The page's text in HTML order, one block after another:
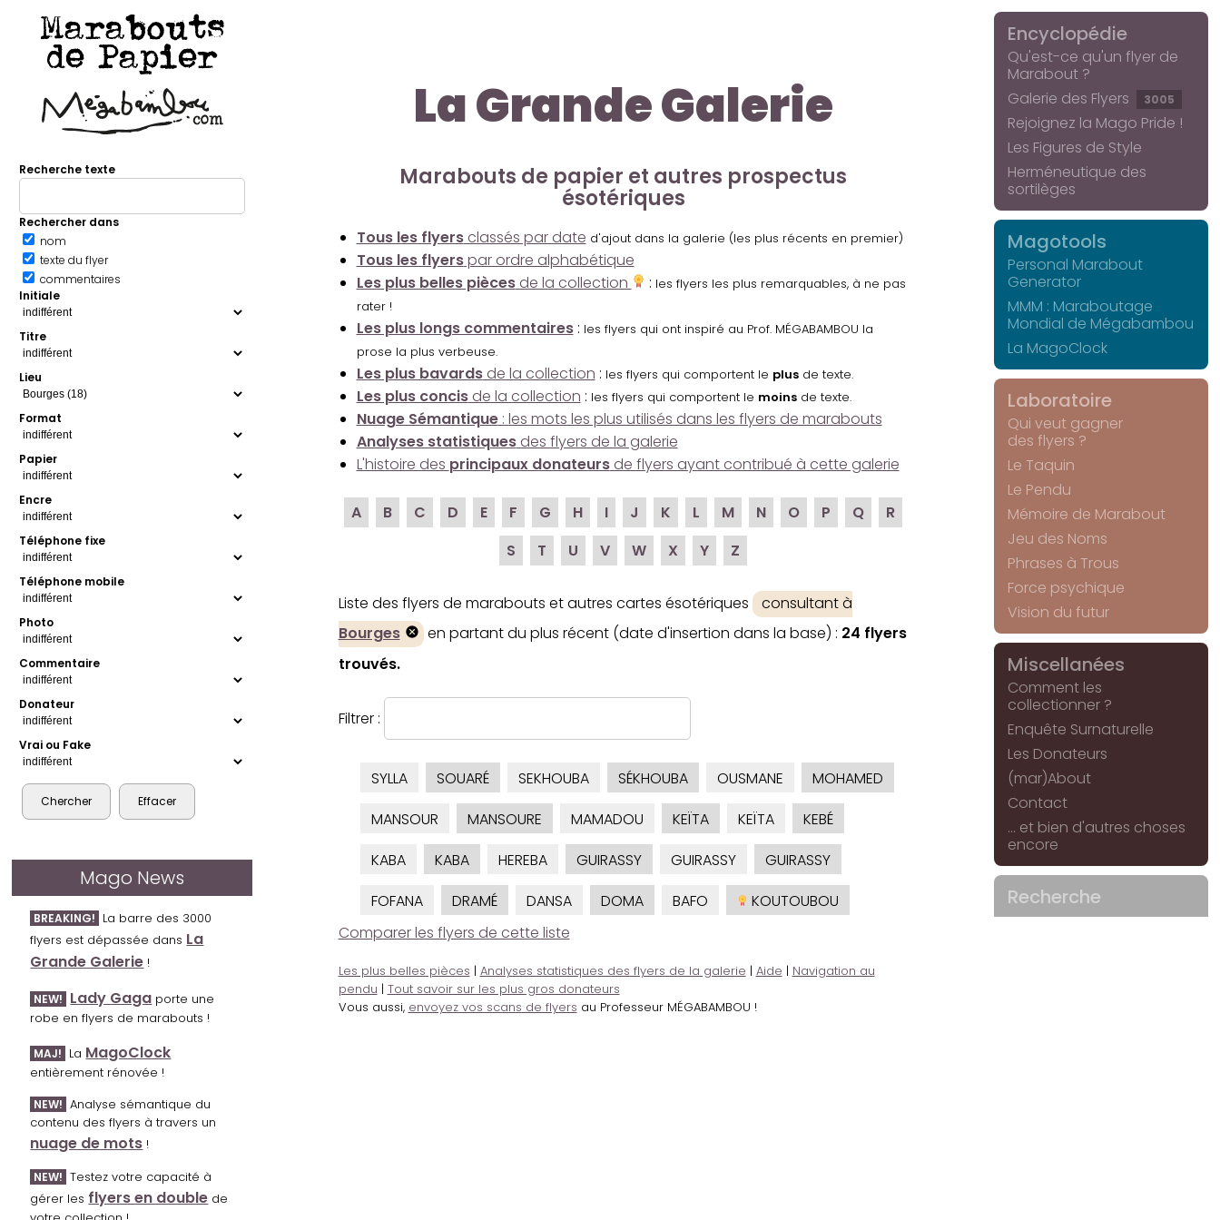
Marabouts
de Papier
Recherche texte
Rechercher dans
nom
texte du flyer
commentaires
Initiale
Titre
Lieu
Format
Papier
Encre
Téléphone fixe
Téléphone mobile
Photo
Commentaire
Donateur
Vrai ou Fake
Mago News
BREAKING! La barre des 3000
flyers est dépassée dans La
Grande Galerie !
NEW! Lady Gaga porte une
robe en flyers de marabouts !
MAJ! La MagoClock
entièrement rénovée !
NEW! Analyse sémantique du
contenu des flyers à travers un
nuage de mots !
NEW! Testez votre capacité à
gérer les flyers en double de
La Grande Galerie
Marabouts de papier et autres prospectus
ésotériques
Tous les flyersclassés par date d'ajout dans la galerie (les plus récents en premier)
Tous les flyerspar ordre alphabétique
Les plus belles piècesde la collection : les flyers les plus remarquables, à ne pas
rater !
Les plus longs commentaires: les flyers qui ont inspiré au Prof. MÉGABAMBOU la
prose la plus verbeuse.
Les plus bavardsde la collection : les flyers qui comportent le plusde texte.
Les plus concisde la collection : les flyers qui comportent le moinsde texte.
Nuage Sémantique: les mots les plus utilisés dans les flyers de marabouts
Analyses statistiquesdes flyers de la galerie
L'histoire des principaux donateursde flyers ayant contribué à cette galerie
A B C D E F G H I J K L M N O P Q
R
S
T U V W X Y Z
Liste des flyers de marabouts et autres cartes ésotériques
consultant à
Bourges
en partant du plus récent (date d'insertion dans la base) : 24 flyers
trouvés.
Filtrer :
SYLLA SOUARÉ SEKHOUBA SÉKHOUBA OUSMANE
MOHAMED
MANSOUR
MANSOURE MAMADOU KEÏTA KEÏTA
KEBÉ
KABA
KABA HEREBA GUIRASSY GUIRASSY
GUIRASSY
FOFANA
DRAMÉ DANSA DOMA BAFO
KOUTOUBOU
Comparer les flyers de cette liste
Les plus belles pièces | Analyses statistiques des flyers de la galerie | Aide | Navigation au
pendu | Tout savoir sur les plus gros donateurs
Vous aussi, envoyez vos scans de flyers au Professeur MÉGABAMBOU !
Encyclopédie
Qu'est-ce qu'un flyer de
Marabout ?
Galerie des Flyers
3005
Rejoignez la Mago Pride !
Les Figures de Style
Herméneutique des
sortilèges
Magotools
Personal Marabout
Generator
MMM : Maraboutage
Mondial de Mégabambou
La MagoClock
Laboratoire
Qui veut gagner
des flyers ?
Le Taquin
Le Pendu
Mémoire de Marabout
Jeu des Noms
Phrases à Trous
Force psychique
Vision du futur
Miscellanées
Comment les
collectionner ?
Enquête Surnaturelle
Les Donateurs
(mar)About
Contact
... et bien d'autres choses
encore
Recherche